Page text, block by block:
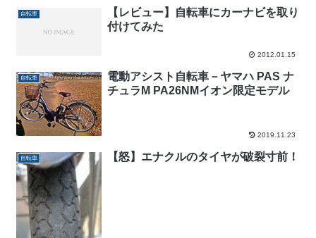
自転車
【レビュー】自転車にカーナビを取り
付けてみた
2012.01.15
自転車
電動アシスト自転車－ヤマハ PAS ナ
チュラM PA26NMイオン限定モデル
2019.11.23
自転車 【怒】エナクルのタイヤが破裂寸前！